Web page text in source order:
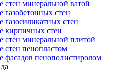
стен минеральной ватой
газобетонных стен
газосиликатных стен
кирпичных стен
стен минеральной плитой
стен пенопластом
фасадов пенополистиролом